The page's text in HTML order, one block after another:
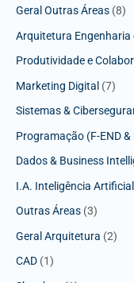
Geral Outras Áreas (8)
Arquitetura Engenharia
Produtividade e
Marketing Digital (7)
Sistemas &
Programação (F-END &
Dados & Business
I.A. Inteligência Artificial
Outras Áreas (3)
Geral Arquitetura (2)
CAD (1)